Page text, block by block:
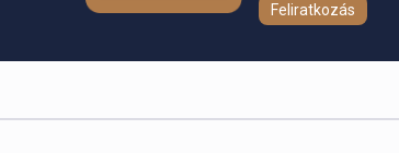
Feliratkozás